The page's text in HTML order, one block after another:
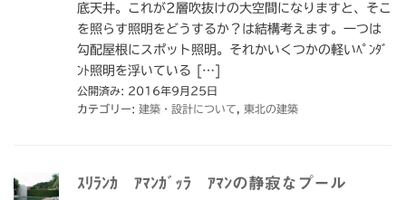
底天井。これが2層吹抜けの大空間になりますと、そこ
を照らす照明をどうするか？は結構考えます。一つは
勾配屋根にスポット照明。それかいくつかの軽いﾍﾟﾝﾀﾞ
ﾝﾄ照明を浮いている […]
公開済み: 2016年9月25日
カテゴリー: 建築・設計について 東北の建築
ｽﾘﾗﾝｶ ｱﾏﾝｶﾞｯﾗ ｱﾏﾝの静寂なプール